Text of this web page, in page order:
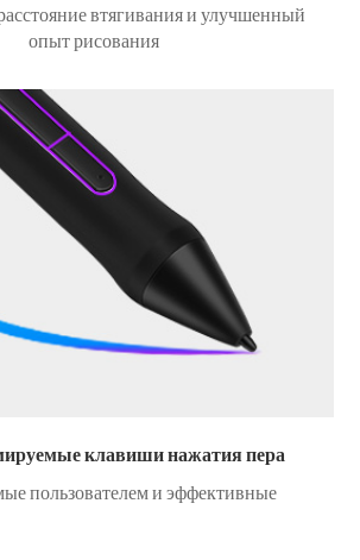
втягивания и улучшенный
опыт рисования
клавиши нажатия пера
пользователем и эффективные